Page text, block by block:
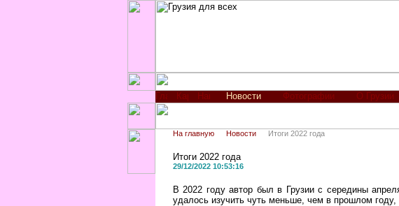
Новости Фотографии О Грузии
На главную Новости Итоги 2022 года
Итоги 2022 года
29/12/2022 10:53:16
В 2022 году автор был в Грузии с середины
удалось изучить чуть меньше, чем в прошлом